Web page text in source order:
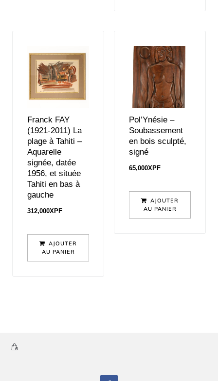
Franck FAY
(1921-2011) La
plage à Tahiti –
Aquarelle
signée, datée
1956, et située
Tahiti en bas à
gauche
312,000XPF
AJOUTER
AU PANIER
Pol’Ynésie –
Soubassement
en bois sculpté,
signé
65,000XPF
AJOUTER
AU PANIER